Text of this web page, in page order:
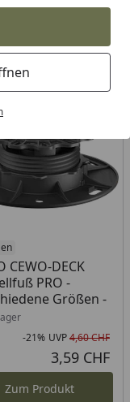
Preis
CEWO-DECK
PRO -
Größen -
am Lager
-21% UVP4,60 CHF
3,59 CHF
Zum Produkt